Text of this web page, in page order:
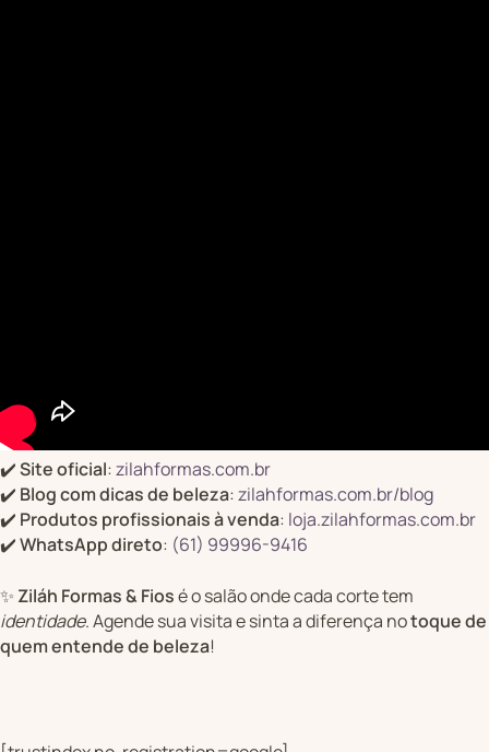
✔️Site oficial:zilahformas.com.br
✔️ Blog com dicas de beleza:zilahformas.com.br/blog
✔️ Produtos profissionais à venda: loja.zilahformas.com.br
✔️WhatsApp direto: (61) 99996-9416
✨ Ziláh Formas & Fiosé o salão onde cada corte tem
identidade. Agende sua visita e sinta a diferença notoque de
quem entende de beleza!